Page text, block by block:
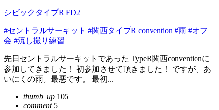
シビックタイプR FD2
#セントラルサーキット #関西タイプR convention #雨 #オフ
会 #流し撮り練習
先日セントラルサーキットであった TypeR関西conventionに
参加してきました！ 初参加させて頂きました！ ですが、あ
いにくの雨。最悪です。 最初...
thumb_up 105
comment5